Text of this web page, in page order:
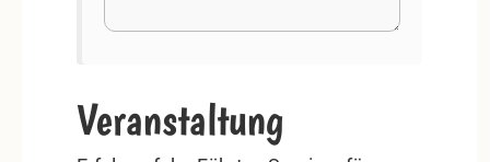
Veranstaltung